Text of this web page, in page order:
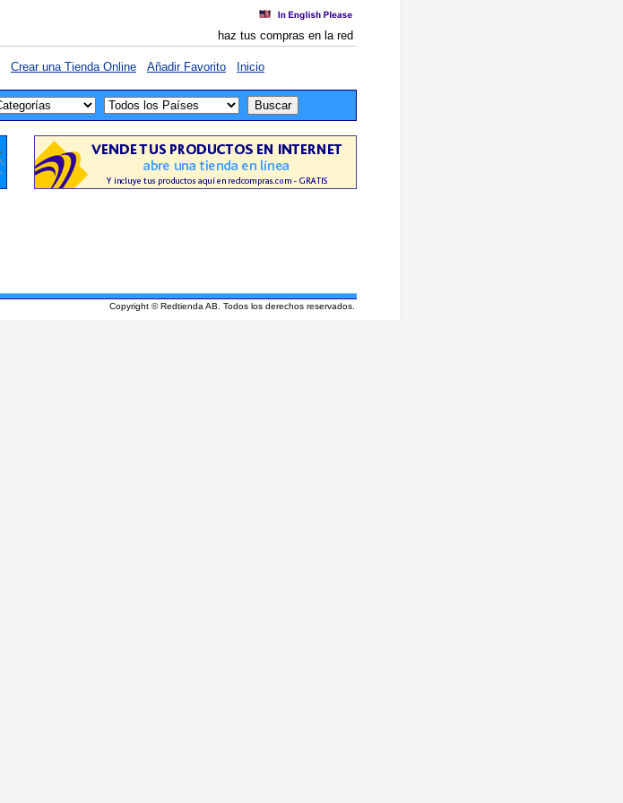
haz tus compras en la red
Crear una Tienda Online Añadir Favorito Inicio
Copyright © Redtienda AB. Todos los derechos reservados.